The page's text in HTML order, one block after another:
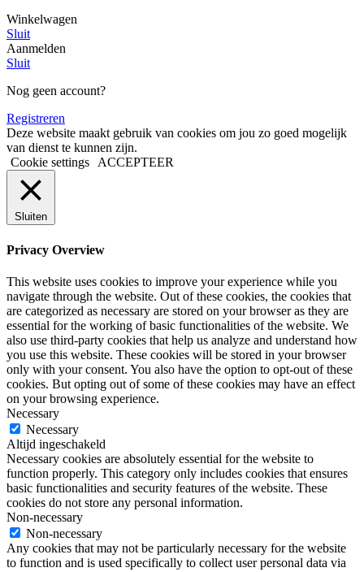
Winkelwagen
Sluit
Aanmelden
Sluit
Nog geen account?
Registreren
Deze website maakt gebruik van cookies om jou zo goed mogelijk
van dienst te kunnen zijn.
Cookie settings ACCEPTEER
Sluiten
Privacy Overview
This website uses cookies to improve your experience while you
navigate through the website. Out of these cookies, the cookies that
are categorized as necessary are stored on your browser as they are
essential for the working of basic functionalities of the website. We
also use third-party cookies that help us analyze and understand how
you use this website. These cookies will be stored in your browser
only with your consent. You also have the option to opt-out of these
cookies. But opting out of some of these cookies may have an effect
on your browsing experience.
Necessary
Necessary
Altijd ingeschakeld
Necessary cookies are absolutely essential for the website to
function properly. This category only includes cookies that ensures
basic functionalities and security features of the website. These
cookies do not store any personal information.
Non-necessary
Non-necessary
Any cookies that may not be particularly necessary for the website
to function and is used specifically to collect user personal data via